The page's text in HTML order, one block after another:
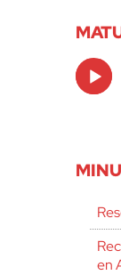
Audio
Player
en